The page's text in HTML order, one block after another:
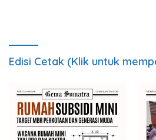
Edisi Cetak (Klik untuk